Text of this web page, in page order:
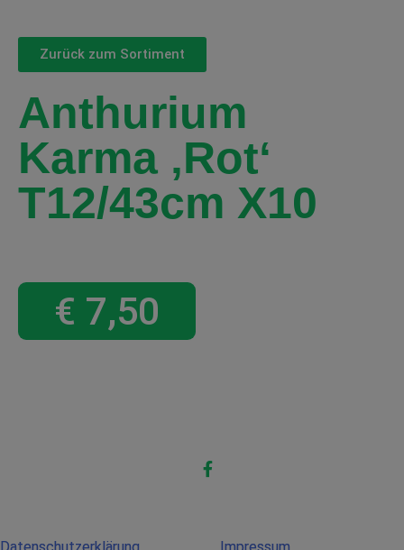
Zurück zum Sortiment
Anthurium
Karma ‚rot‘
T12/43cm X10
€ 7,50